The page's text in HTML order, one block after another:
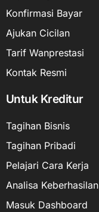
Konfirmasi Bayar
Ajukan Cicilan
Tarif Wanprestasi
Kontak Resmi
Untuk Kreditur
Tagihan Bisnis
Tagihan Pribadi
Pelajari Cara Kerja
Analisa Keberhasilan
Masuk Dashboard